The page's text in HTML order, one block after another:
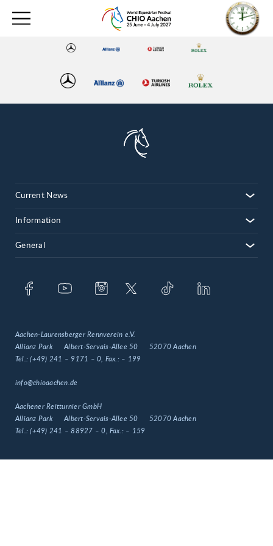
Current News
Information
General
Aachen-Laurensberger Rennverein e.V.
Allianz Park
Albert-Servais-Allee 50
52070 Aachen
Tel.:(+49) 241 – 9171 – 0 , Fax.: – 199
info@chioaachen.de
Aachener Reitturnier GmbH
Allianz Park
Albert-Servais-Allee 50
52070 Aachen
Tel.:(+49) 241 – 88927 – 0 , Fax.: – 159